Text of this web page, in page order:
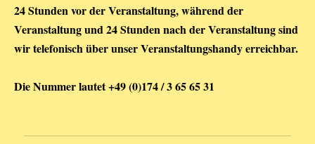
24 Stunden vor der Veranstaltung, während der
Veranstaltung und 24 Stunden nach der Veranstaltung sind
wir telefonisch über unser Veranstaltungshandy erreichbar.
Die Nummer lautet +49 (0)174 / 3 65 65 31